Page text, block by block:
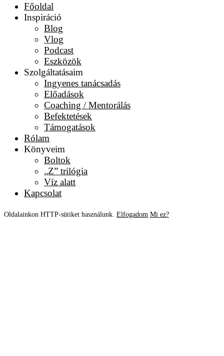
Főoldal
Inspiráció
Blog
Vlog
Podcast
Eszközök
Szolgáltatásaim
Ingyenes tanácsadás
Előadások
Coaching / Mentorálás
Befektetések
Támogatások
Rólam
Könyveim
Boltok
„Z” trilógia
Víz alatt
Kapcsolat
Oldalainkon HTTP-sütiket használunk. Elfogadom Mi ez?